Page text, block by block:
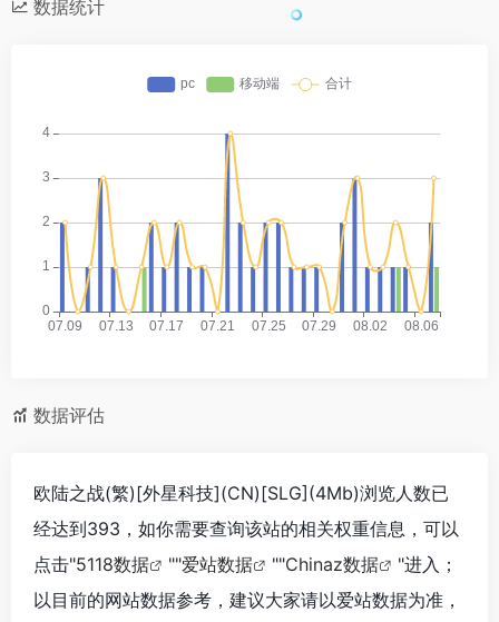
数据统计
数据评估
欧陆之战(繁)[外星科技](CN)[SLG](4Mb)浏览人数已
经达到393，如你需要查询该站的相关权重信息，可以
点击"5118数据 ""爱站数据 ""Chinaz数据
"进入；
以目前的网站数据参考，建议大家请以爱站数据为准，